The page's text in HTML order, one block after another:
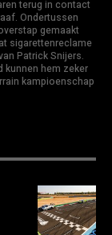
terug in contact
Ondertussen
gemaakt
sigarettenreclame
Patrick Snijers.
kunnen hem zeker
kampioenschap